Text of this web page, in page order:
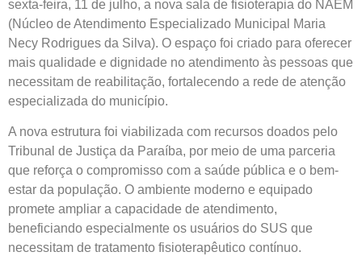
sexta-feira, 11 de julho, a nova sala de fisioterapia do NAEM
(Núcleo de Atendimento Especializado Municipal Maria
Necy Rodrigues da Silva). O espaço foi criado para oferecer
mais qualidade e dignidade no atendimento às pessoas que
necessitam de reabilitação, fortalecendo a rede de atenção
especializada do município.
A nova estrutura foi viabilizada com recursos doados pelo
Tribunal de Justiça da Paraíba, por meio de uma parceria
que reforça o compromisso com a saúde pública e o bem-
estar da população. O ambiente moderno e equipado
promete ampliar a capacidade de atendimento,
beneficiando especialmente os usuários do SUS que
necessitam de tratamento fisioterapêutico contínuo.